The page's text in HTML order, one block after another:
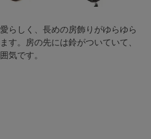
らしく、長めの房飾りがゆらゆら
す。房の先には鈴がついていて、
気です。